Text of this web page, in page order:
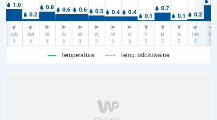
Temperatura Temp. odczuwalna